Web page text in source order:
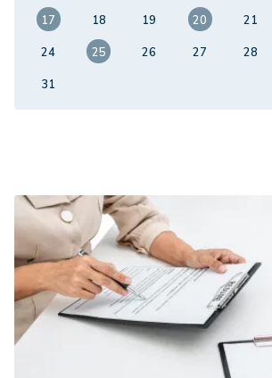
17 18 19 20 21
24
25 26 27 28
31